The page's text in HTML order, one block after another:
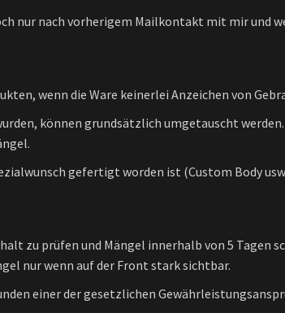
nur nach vorherigem Mailkontakt mit mir und
wenn die Ware keinerlei Anzeichen von
können grundsätzlich umgetauscht
gefertigt worden ist (Custom Body
zu prüfen und Mängel innerhalb von 5
nur wenn auf der Front stark sichtbar.
einer der gesetzlichen